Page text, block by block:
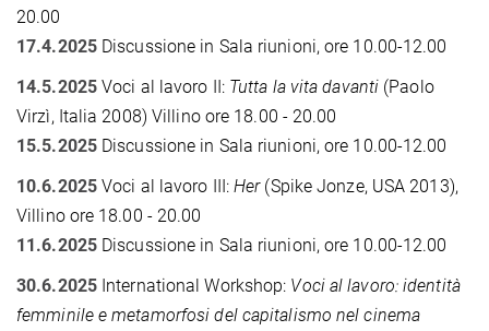
20.00
17.4.2025Discussione in Sala riunioni, ore 10.00-12.00
14.5.2025Voci al lavoro II: Tutta la vita davanti (Paolo
Virzì, Italia 2008) Villino ore 18.00 - 20.00
15.5.2025Discussione in Sala riunioni, ore 10.00-12.00
10.6.2025Voci al lavoro III:Her(Spike Jonze, USA 2013),
Villino ore 18.00 - 20.00
11.6.2025Discussione in Sala riunioni, ore 10.00-12.00
30.6.2025International Workshop: Voci al lavoro: identità
femminile e metamorfosi del capitalismo nel cinema